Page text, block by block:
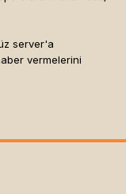
server'a
vermelerini